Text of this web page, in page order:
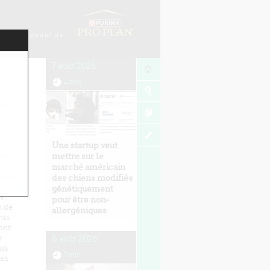
de
Une startup veut
mettre sur le
marché américain
des chiens modifiés
génétiquement
pour être non-
allergéniques